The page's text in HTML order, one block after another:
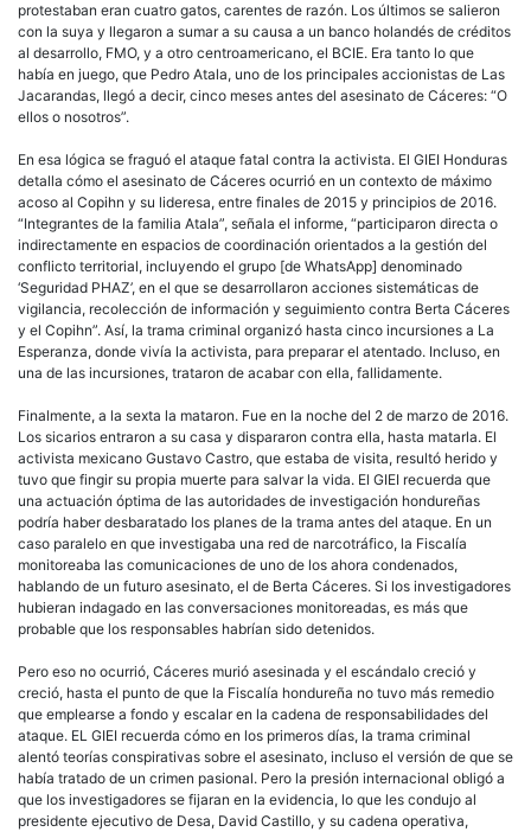
protestaban eran cuatro gatos, carentes de razón. Los últimos se salieron
con la suya y llegaron a sumar a su causa a un banco holandés de créditos
al desarrollo, FMO, y a otro centroamericano, el BCIE. Era tanto lo que
había en juego, que Pedro Atala, uno de los principales accionistas de Las
Jacarandas, llegó a decir, cinco meses antes del asesinato de Cáceres: “O
ellos o nosotros”.
En esa lógica se fraguó el ataque fatal contra la activista. El GIEI Honduras
detalla cómo el asesinato de Cáceres ocurrió en un contexto de máximo
acoso al Copihn y su lideresa, entre finales de 2015 y principios de 2016.
“Integrantes de la familia Atala”, señala el informe, “participaron directa o
indirectamente en espacios de coordinación orientados a la gestión del
conflicto territorial, incluyendo el grupo [de WhatsApp] denominado
‘Seguridad PHAZ’, en el que se desarrollaron acciones sistemáticas de
vigilancia, recolección de información y seguimiento contra Berta Cáceres
y el Copihn”. Así, la trama criminal organizó hasta cinco incursiones a La
Esperanza, donde vivía la activista, para preparar el atentado. Incluso, en
una de las incursiones, trataron de acabar con ella, fallidamente.
Finalmente, a la sexta la mataron. Fue en la noche del 2 de marzo de 2016.
Los sicarios entraron a su casa y dispararon contra ella, hasta matarla. El
activista mexicano Gustavo Castro, que estaba de visita, resultó herido y
tuvo que fingir su propia muerte para salvar la vida. El GIEI recuerda que
una actuación óptima de las autoridades de investigación hondureñas
podría haber desbaratado los planes de la trama antes del ataque. En un
caso paralelo en que investigaba una red de narcotráfico, la Fiscalía
monitoreaba las comunicaciones de uno de los ahora condenados,
hablando de un futuro asesinato, el de Berta Cáceres. Si los investigadores
hubieran indagado en las conversaciones monitoreadas, es más que
probable que los responsables habrían sido detenidos.
Pero eso no ocurrió, Cáceres murió asesinada y el escándalo creció y
creció, hasta el punto de que la Fiscalía hondureña no tuvo más remedio
que emplearse a fondo y escalar en la cadena de responsabilidades del
ataque. EL GIEI recuerda cómo en los primeros días, la trama criminal
alentó teorías conspirativas sobre el asesinato, incluso el versión de que se
había tratado de un crimen pasional. Pero la presión internacional obligó a
que los investigadores se fijaran en la evidencia, lo que les condujo al
presidente ejecutivo de Desa, David Castillo, y su cadena operativa,